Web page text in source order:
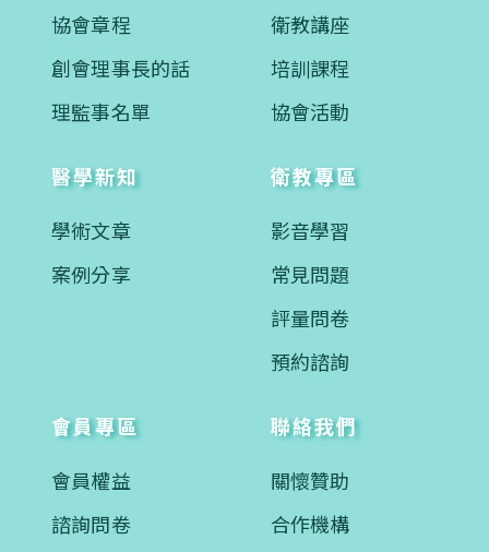
協會章程
創會理事長的話
理監事名單
衛教講座
培訓課程
協會活動
醫學新知
學術文章
案例分享
衛教專區
影音學習
常見問題
評量問卷
預約諮詢
會員專區
會員權益
諮詢問卷
聯絡我們
關懷贊助
合作機構